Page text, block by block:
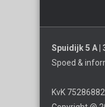
Spuidijk 5 A |
Spoed &
KvK